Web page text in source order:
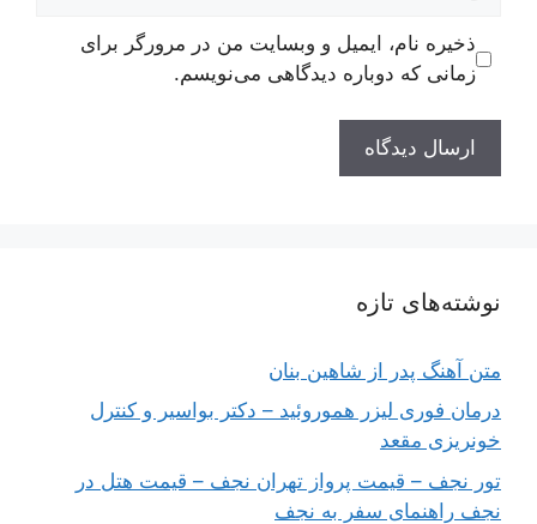
ذخیره نام، ایمیل و وبسایت من در مرورگر برای
زمانی که دوباره دیدگاهی می‌نویسم.
نوشته‌های تازه
متن آهنگ پدر از شاهین بنان
درمان فوری لیزر هموروئید – دکتر بواسیر و کنترل
خونریزی مقعد
تور نجف – قیمت پرواز تهران نجف – قیمت هتل در
نجف راهنمای سفر به نجف